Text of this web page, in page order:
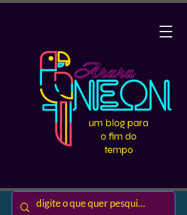
um blog para
o fim do
tempo